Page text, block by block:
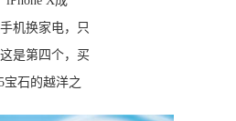
机换家电，只
是第四个，买
宝石的越洋之